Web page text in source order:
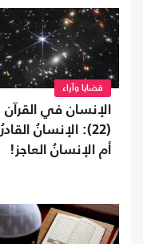
قضايا وآراء
الإنسان في القرآن
(22): الإنسانُ القادرُ
أم الإنسانُ العاجز!